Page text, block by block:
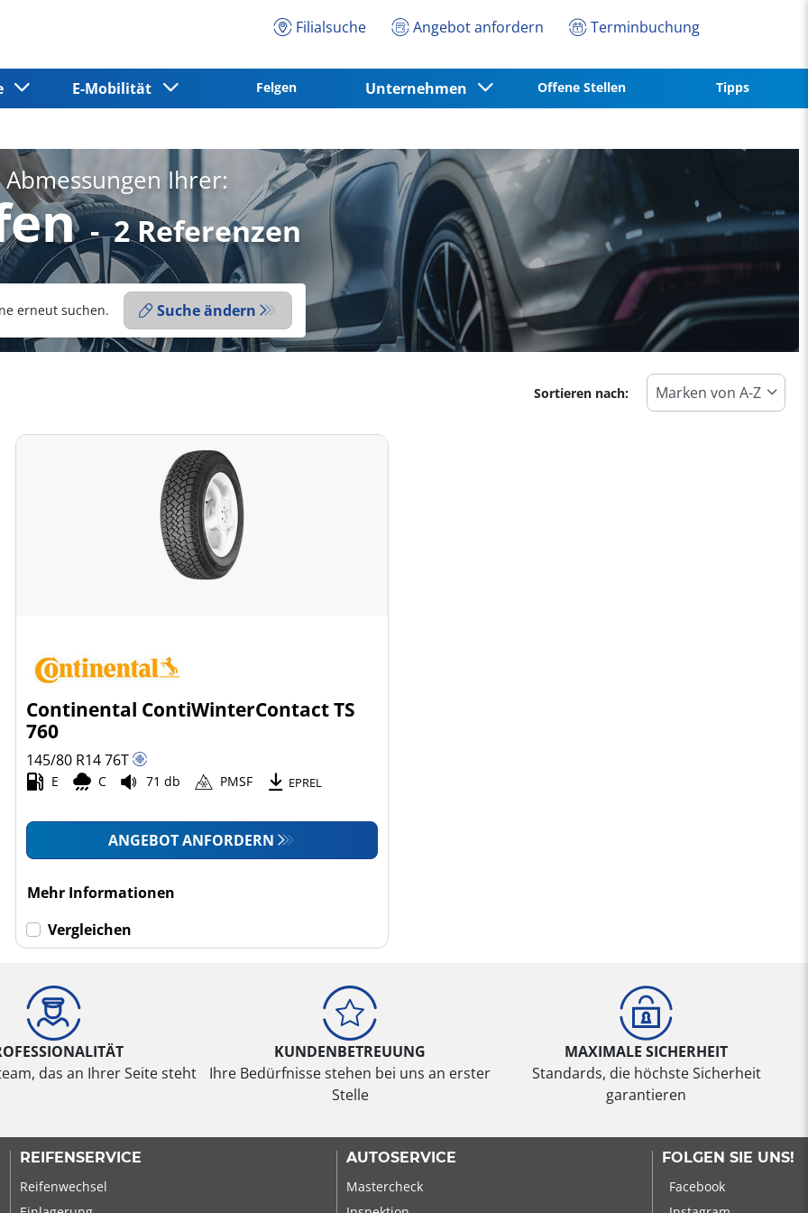
Filialsuche Angebot anfordern Terminbuchung
E-Mobilität Felgen Unternehmen Offene Stellen Tipps
Ihrer:
- 2 Referenzen
erneut suchen. Suche ändern
Sortieren nach:
Continental ContiWinterContact TS
760
145/80 R1476T
E C 71 db PMSF EPREL
ANGEBOT ANFORDERN
Mehr Informationen
Vergleichen
das an Ihrer Seite steht
KUNDENBETREUUNG
Ihre Bedürfnisse stehen bei uns an erster
Stelle
MAXIMALE SICHERHEIT
Standards, die höchste Sicherheit
garantieren
REIFENSERVICE
Reifenwechsel
AUTOSERVICE
Mastercheck
FOLGEN SIE UNS!
Facebook